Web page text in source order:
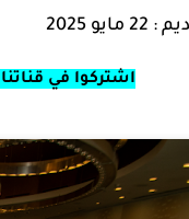
: 22 مايو 2025
اشتركوا في